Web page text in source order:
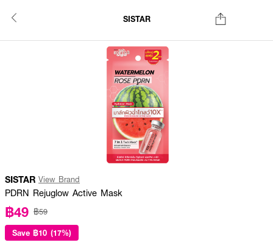
SISTAR
SISTAR View Brand
PDRN Rejuglow Active Mask
฿49 ฿59
Save ฿10 (17%)